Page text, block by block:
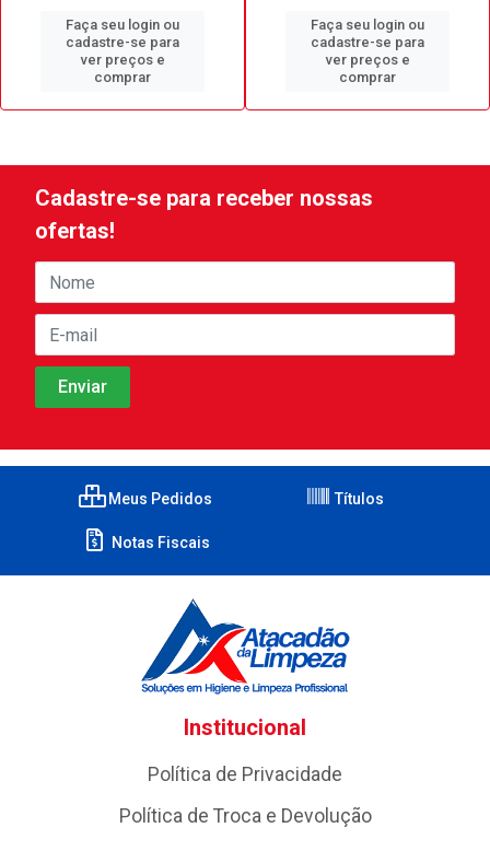
Faça seu login ou
cadastre-se para
ver preços e
comprar
Faça seu login ou
cadastre-se para
ver preços e
comprar
Cadastre-se para receber nossas
ofertas!
Meus Pedidos Títulos
Notas Fiscais
Institucional
Política de Privacidade
Política de Troca e Devolução